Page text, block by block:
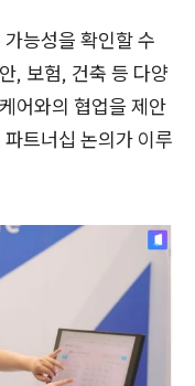
능성을 확인할 수
, 보험, 건축 등 다양
어와의 협업을 제안
트너십 논의가 이루